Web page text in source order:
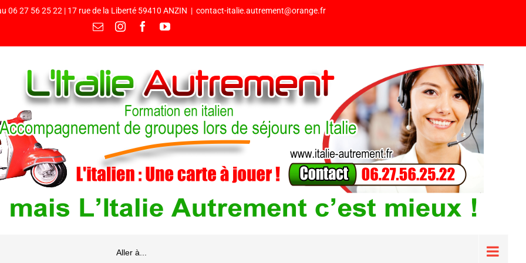
06 27 56 25 22 | 17 rue de la Liberté 59410 ANZIN | contact-italie.autrement@orange.fr
EmailInstagramFacebookYouTube
Aller à...